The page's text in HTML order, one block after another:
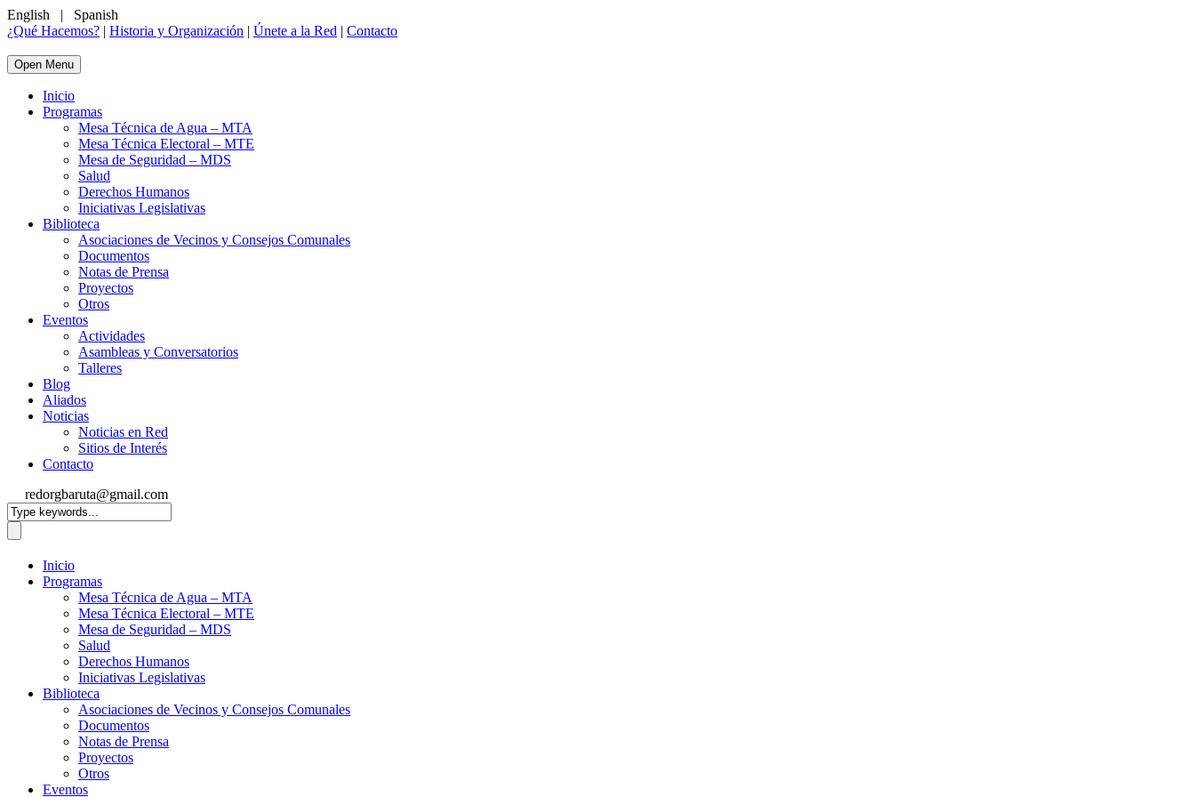
English |
Spanish
¿Qué Hacemos? | Historia y Organización | Únete a la Red | Contacto
Open Menu
Inicio
Programas
Mesa Técnica de Agua – MTA
Mesa Técnica Electoral – MTE
Mesa de Seguridad – MDS
Salud
Derechos Humanos
Iniciativas Legislativas
Biblioteca
Asociaciones de Vecinos y Consejos Comunales
Documentos
Notas de Prensa
Proyectos
Otros
Eventos
Actividades
Asambleas y Conversatorios
Talleres
Blog
Aliados
Noticias
Noticias en Red
Sitios de Interés
Contacto
redorgbaruta@gmail.com
Inicio
Programas
Mesa Técnica de Agua – MTA
Mesa Técnica Electoral – MTE
Mesa de Seguridad – MDS
Salud
Derechos Humanos
Iniciativas Legislativas
Biblioteca
Asociaciones de Vecinos y Consejos Comunales
Documentos
Notas de Prensa
Proyectos
Otros
Eventos